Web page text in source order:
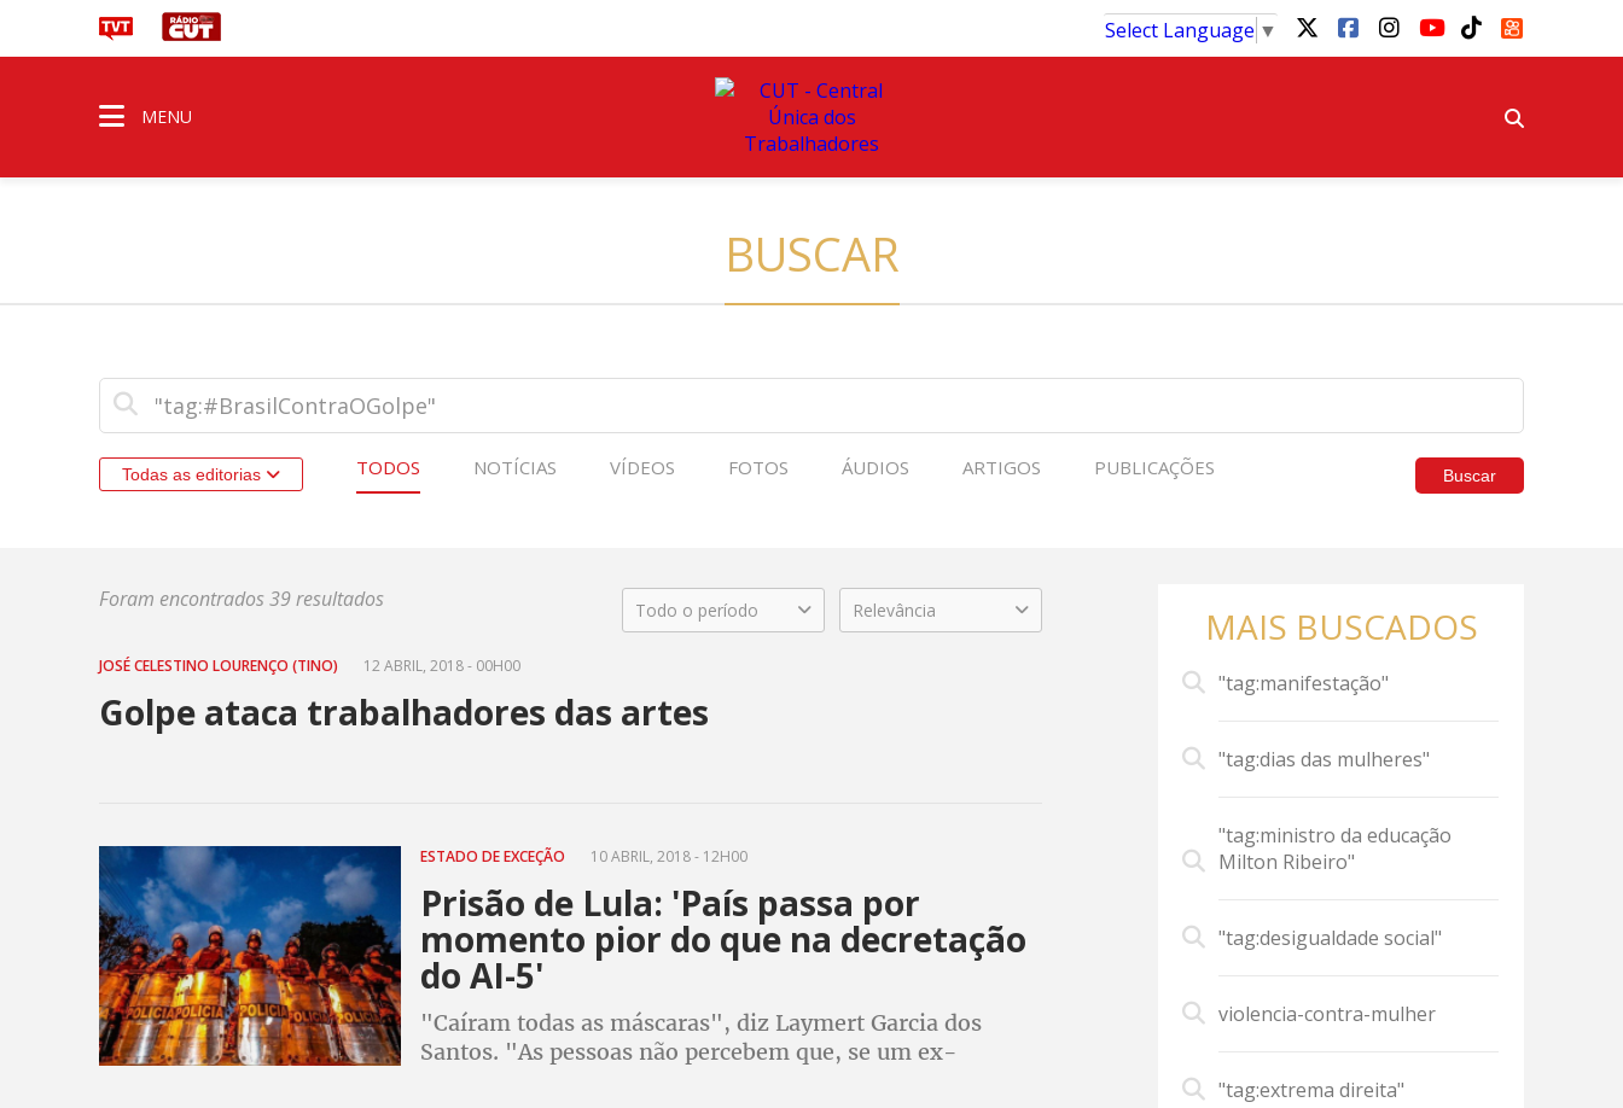
Select Language ▼
MENU
BUSCAR
Todas as editorias TODOS NOTÍCIAS VÍDEOS FOTOS ÁUDIOS ARTIGOS PUBLICAÇÕES Buscar
Foram encontrados 39 resultados Todo o período Relevância
JOSÉ CELESTINO LOURENÇO (TINO) 12 ABRIL, 2018 - 00H00
Golpe ataca trabalhadores das artes
ESTADO DE EXCEÇÃO 10 ABRIL, 2018 - 12H00
Prisão de Lula: 'País passa por
momento pior do que na decretação
do AI-5'
"Caíram todas as máscaras", diz Laymert Garcia dos
Santos. "As pessoas não percebem que, se um ex-
MAIS BUSCADOS
"tag:manifestação"
"tag:dias das mulheres"
"tag:ministro da educação
Milton Ribeiro"
"tag:desigualdade social"
violencia-contra-mulher
"tag:extrema direita"